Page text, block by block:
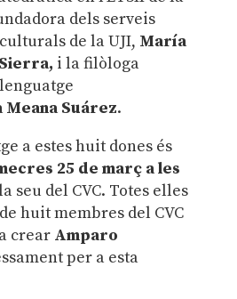
dels serveis
de la UJI, María
i la filòloga
Meana Suárez.
a estes huit dones és
25 de març a les
seu del CVC. Totes elles
huit membres del CVC
crear Amparo
per a esta